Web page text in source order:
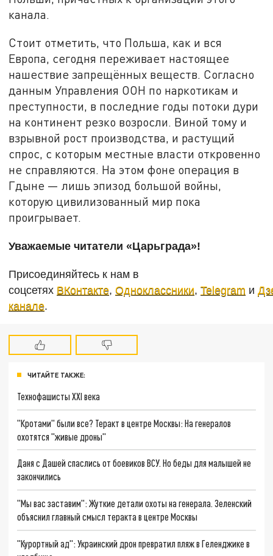
канала.
Стоит отметить, что Польша, как и вся
Европа, сегодня переживает настоящее
нашествие запрещённых веществ. Согласно
данным Управления ООН по наркотикам и
преступности, в последние годы потоки дури
на континент резко возросли. Виной тому и
взрывной рост производства, и растущий
спрос, с которым местные власти откровенно
не справляются. На этом фоне операция в
Гдыне — лишь эпизод большой войны,
которую цивилизованный мир пока
проигрывает.
Уважаемые читатели «Царьграда»!
Присоединяйтесь к нам в
соцсетях ВКонтакте,Одноклассники,Telegram и
канале.
ЧИТАЙТЕ ТАКЖЕ:
Технофашисты XXI века
"Кротами" были все? Теракт в центре Москвы: На генералов
охотятся "живые дроны"
Даня с Дашей спаслись от боевиков ВСУ. Но беды для малышей не
закончились
"Мы вас заставим": Жуткие детали охоты на генерала. Зеленский
объяснил главный смысл теракта в центре Москвы
"Курортный ад": Украинский дрон превратил пляж в Геленджике в